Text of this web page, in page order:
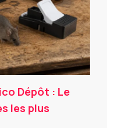
Dépôt : Le
les plus